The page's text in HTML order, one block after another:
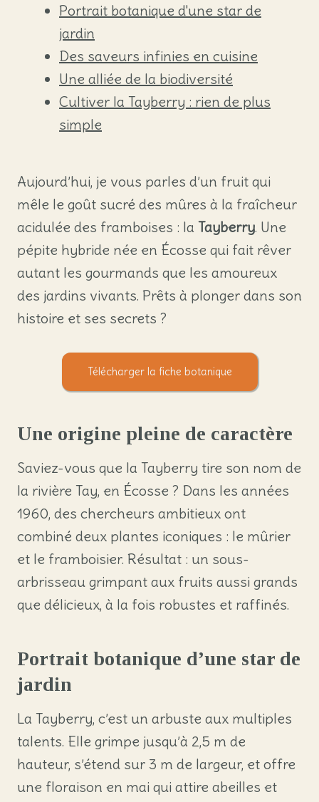
Portrait botanique d'une star de
jardin
Des saveurs infinies en cuisine
Une alliée de la biodiversité
Cultiver la Tayberry : rien de plus
simple
Aujourd’hui, je vous parles d’un fruit qui
mêle le goût sucré des mûres à la fraîcheur
acidulée des framboises : la Tayberry. Une
pépite hybride née en Écosse qui fait rêver
autant les gourmands que les amoureux
des jardins vivants. Prêts à plonger dans son
histoire et ses secrets ?
Télécharger la fiche botanique
Une origine pleine de caractère
Saviez-vous que la Tayberry tire son nom de
la rivière Tay, en Écosse ? Dans les années
1960, des chercheurs ambitieux ont
combiné deux plantes iconiques : le mûrier
et le framboisier. Résultat : un sous-
arbrisseau grimpant aux fruits aussi grands
que délicieux, à la fois robustes et raffinés.
Portrait botanique d’une star de
jardin
La Tayberry, c’est un arbuste aux multiples
talents. Elle grimpe jusqu’à 2,5 m de
hauteur, s’étend sur 3 m de largeur, et offre
une floraison en mai qui attire abeilles et